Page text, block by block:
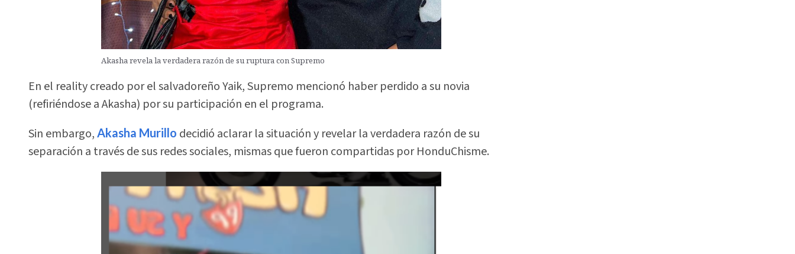
Akasha revela la verdadera razón de su ruptura con Supremo
En el reality creado por el salvadoreño Yaik, Supremo mencionó haber perdido a su novia
(refiriéndose a Akasha) por su participación en el programa.
Sin embargo, Akasha Murillo decidió aclarar la situación y revelar la verdadera razón de su
separación a través de sus redes sociales, mismas que fueron compartidas por HonduChisme.